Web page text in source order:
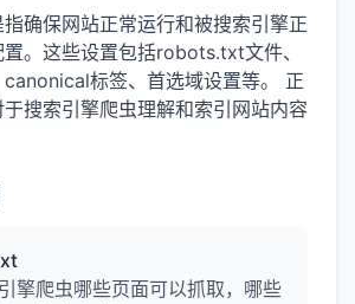
指确保网站正常运行和被搜索引擎正
。这些设置包括robots.txt文件、
标签、首选域设置等。 正
搜索引擎爬虫理解和索引网站内容
擎爬虫哪些页面可以抓取，哪些